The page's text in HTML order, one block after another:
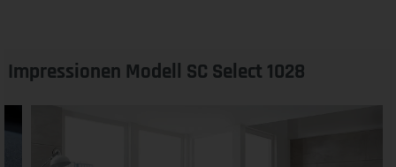
Impressionen Modell SC Select 1028